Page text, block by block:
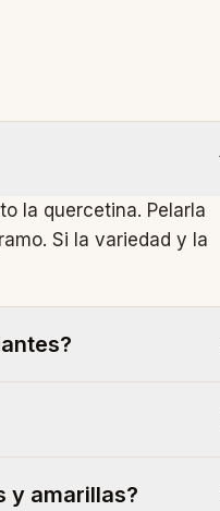
la quercetina. Pelarla
Si la variedad y la
a las comerciales
dulzor y
rotura celular libera
y amarillas?